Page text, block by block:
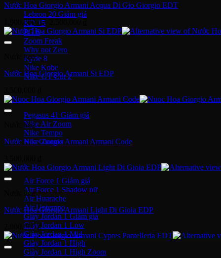
Lebron 20
KD 15
PG 6
Zoom Freak
Why not Zero
Kyrie 8
Nike Kobe
NIke GT Cut 2
Giày Chạy
Pegasus 41
Nike Air Zoom
Nike Tempo
Nike Zoomx
Air Force 1
Air Force 1 Shadow nữ
Air Huarache
Air Uptempo
Giày Jordan 1
Giày Jordan 1 Low
Giày Jordan 1 Mid
Giày Jordan 1 High
Giày Jordan 1 High Zoom
Nước Hoa Giorgio Armani Acqua Di Gio Giorgio EDT
1,900,000 ₫ –
giá:
Nước hoa
Nước Hoa Giorgio Armani Si EDP
Nước hoa
Nước Hoa Giorgio Armani Armani Code
Nước hoa
Nước Hoa Giorgio Armani Light Di Gioia EDP
2,900,000₫